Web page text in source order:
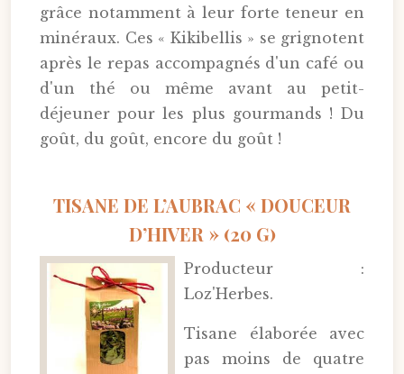
grâce notamment à leur forte teneur en
minéraux. Ces « Kikibellis » se grignotent
après le repas accompagnés d'un café ou
d'un thé ou même avant au petit-
déjeuner pour les plus gourmands ! Du
goût, du goût, encore du goût !
TISANE DE L’AUBRAC « DOUCEUR
D’HIVER » (20 G)
Producteur :
Loz'Herbes.
Tisane élaborée avec
pas moins de quatre